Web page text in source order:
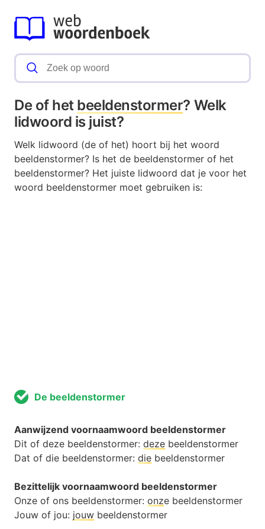
De of het beeldenstormer? Welk
lidwoord is juist?
Welk lidwoord (de of het) hoort bij het woord
beeldenstormer? Is het de beeldenstormer of het
beeldenstormer? Het juiste lidwoord dat je voor het
woord beeldenstormer moet gebruiken is:
De beeldenstormer
Aanwijzend voornaamwoord beeldenstormer
Dit of deze beeldenstormer: deze beeldenstormer
Dat of die beeldenstormer: die beeldenstormer
Bezittelijk voornaamwoord beeldenstormer
Onze of ons beeldenstormer: onze beeldenstormer
Jouw of jou: jouw beeldenstormer